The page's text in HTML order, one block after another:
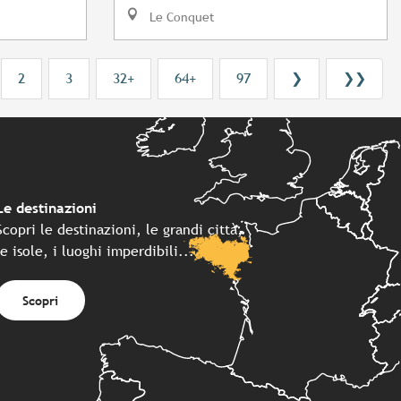
Le Conquet
2 3 32+ 64+ 97 ❯ ❯❯
destinazioni
le destinazioni, le grandi città,
isole, i luoghi imperdibili...
Scopri